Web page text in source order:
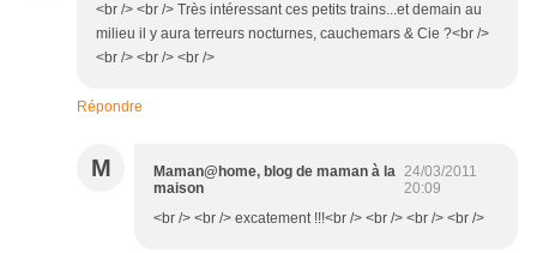
<br /> <br /> Très intéressant ces petits trains...et demain au
milieu il y aura terreurs nocturnes, cauchemars & Cie ?<br />
<br /> <br /> <br />
Répondre
M
Maman@home, blog de maman à la
maison
24/03/2011
20:09
<br /> <br /> excatement !!!<br /> <br /> <br /> <br />